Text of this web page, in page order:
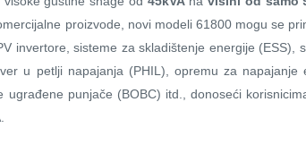
proizvode, novi modeli 61800 mogu se
invertore, sisteme za skladištenje energije (ESS),
u petlji napajanja (PHIL), opremu za napajanje
punjače (BOBC) itd., donoseći